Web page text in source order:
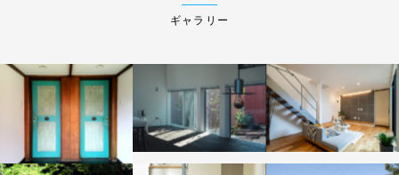
ギャラリー